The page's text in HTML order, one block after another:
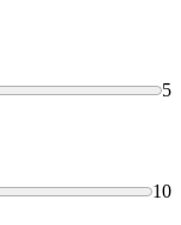
5
10